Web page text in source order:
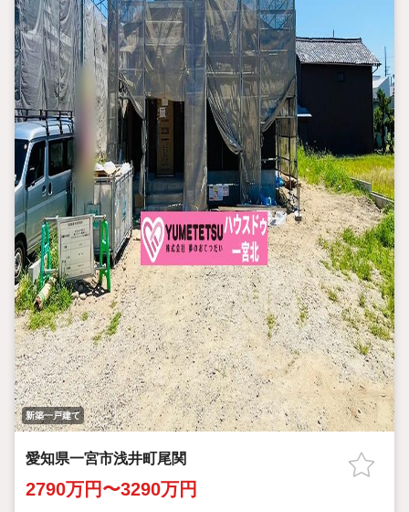
新築一戸建て
愛知県一宮市浅井町尾関
2790万円〜3290万円